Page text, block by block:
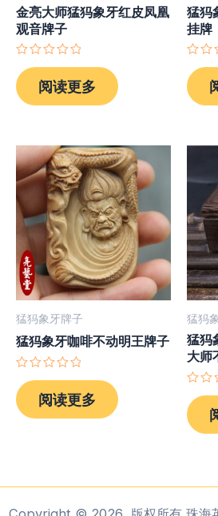
金亮大师猛犸象牙红皮凤凰
观音牌子
评
分
0
&sol;
阅读更多
猛犸
挂牌
评
分
0
猛犸象牙牌子
猛犸象牙咖啡不动明王牌子
分
0
&sol;
阅读更多
猛犸
猛犸
大师
分
0